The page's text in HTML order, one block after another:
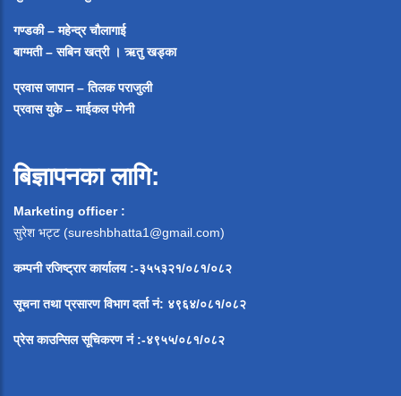
गण्डकी – महेन्द्र चौलागाई
बाग्मती – सबिन खत्री ।ऋतु खड्का
प्रवास जापान – तिलक पराजुली
प्रवास युके – माईकल पंगेनी
बिज्ञापनका लागि:
Marketing officer :
सुरेश भट्ट (sureshbhatta1@gmail.com)
कम्पनी रजिष्ट्रार कार्यालय :-३५५३२१/०८१/०८२
सूचना तथा प्रसारण विभाग दर्ता नं: ४९६४/०८१/०८२
प्रेस काउन्सिल सूचिकरण नं:-४९५५/०८१/०८२